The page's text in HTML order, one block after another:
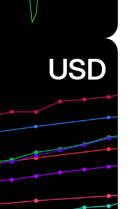
USD